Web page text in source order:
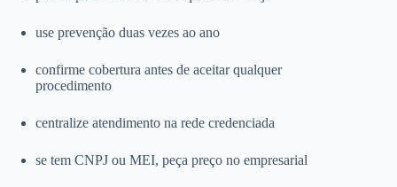
use prevenção duas vezes ao ano
confirme cobertura antes de aceitar qualquer
procedimento
centralize atendimento na rede credenciada
se tem CNPJ ou MEI, peça preço no empresarial